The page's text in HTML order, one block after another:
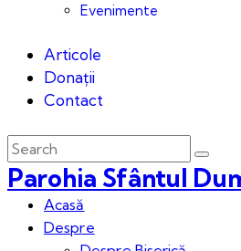
Evenimente
Articole
Donații
Contact
Parohia Sfântul
Acasă
Despre